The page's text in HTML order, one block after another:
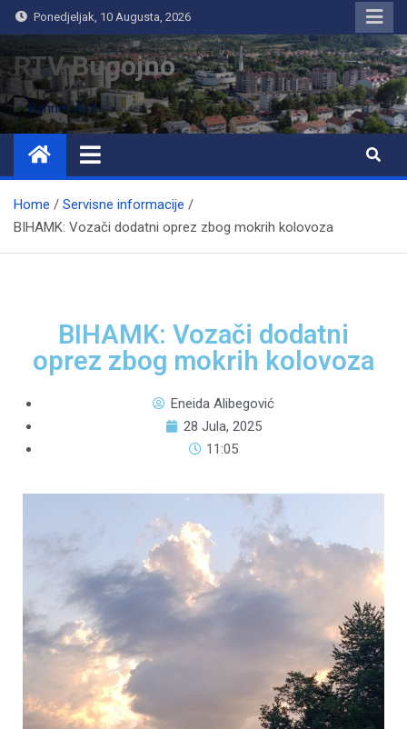
Ponedjeljak, 10 Augusta, 2026
RTV Bugojno
Home
Servisne informacije
BIHAMK: Vozači dodatni oprez zbog mokrih kolovoza
BIHAMK: Vozači dodatni
oprez zbog mokrih kolovoza
Eneida Alibegović
28 Jula, 2025
11:05